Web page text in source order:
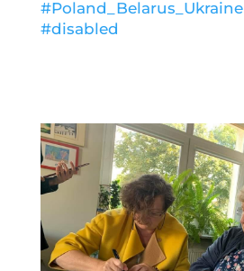
#Poland_Belarus_Ukraine
#disabled